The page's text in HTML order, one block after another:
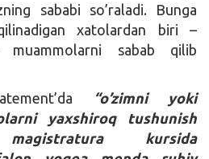
sababi so’raladi. Bunga
xatolardan biri –
muammolarni sabab qilib
“o’zimni yoki
yaxshiroq tushunish
kursida